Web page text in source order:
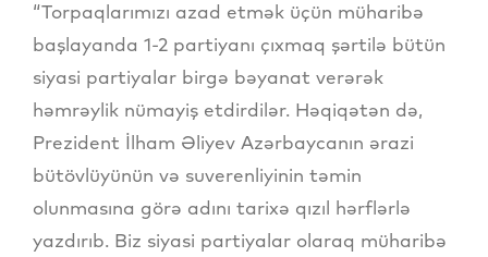
“Torpaqlarımızı azad etmək üçün müharibə
başlayanda 1-2 partiyanı çıxmaq şərtilə bütün
siyasi partiyalar birgə bəyanat verərək
həmrəylik nümayiş etdirdilər. Həqiqətən də,
Prezident İlham Əliyev Azərbaycanın ərazi
bütövlüyünün və suverenliyinin təmin
olunmasına görə adını tarixə qızıl hərflərlə
yazdırıb. Biz siyasi partiyalar olaraq müharibə